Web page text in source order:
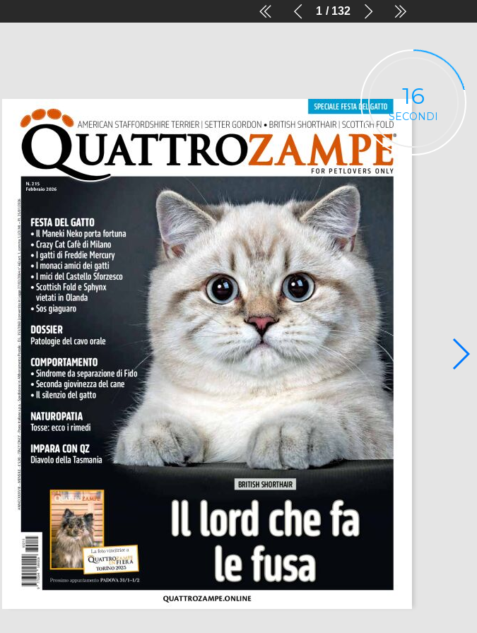
1 132
16
SECONDI